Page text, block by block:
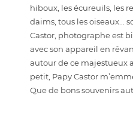
hiboux, les écureuils, les
daims, tous les oiseaux...
Castor, photographe est
avec son appareil en
autour de ce majestueux
petit, Papy Castor
Que de bons souvenirs